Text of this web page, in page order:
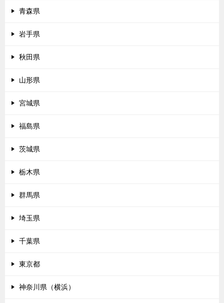
青森県
岩手県
秋田県
山形県
宮城県
福島県
茨城県
栃木県
群馬県
埼玉県
千葉県
東京都
神奈川県（横浜）